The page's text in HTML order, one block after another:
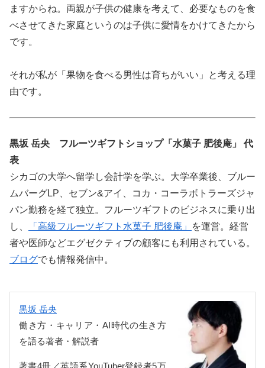
ますからね。両親が子供の健康を考えて、必要なものを食
べさせてきた家庭というのは子供に愛情をかけてきたから
です。
それが私が「果物を食べる男性は育ちがいい」と考える理
由です。
黒坂 岳央 フルーツギフトショップ「水菓子 肥後庵」 代
表
シカゴの大学へ留学し会計学を学ぶ。大学卒業後、ブルー
ムバーグLP、セブン&アイ、コカ・コーラボトラーズジャ
パン勤務を経て独立。フルーツギフトのビジネスに乗り出
し、
「高級フルーツギフト水菓子 肥後庵」
を運営。経営
者や医師などエグゼクティブの顧客にも利用されている。
ブログでも情報発信中。
黒坂 岳央
働き方・キャリア・AI時代の生き方
を語る著者・解説者
著書4冊／英語系YouTuber登録者5万